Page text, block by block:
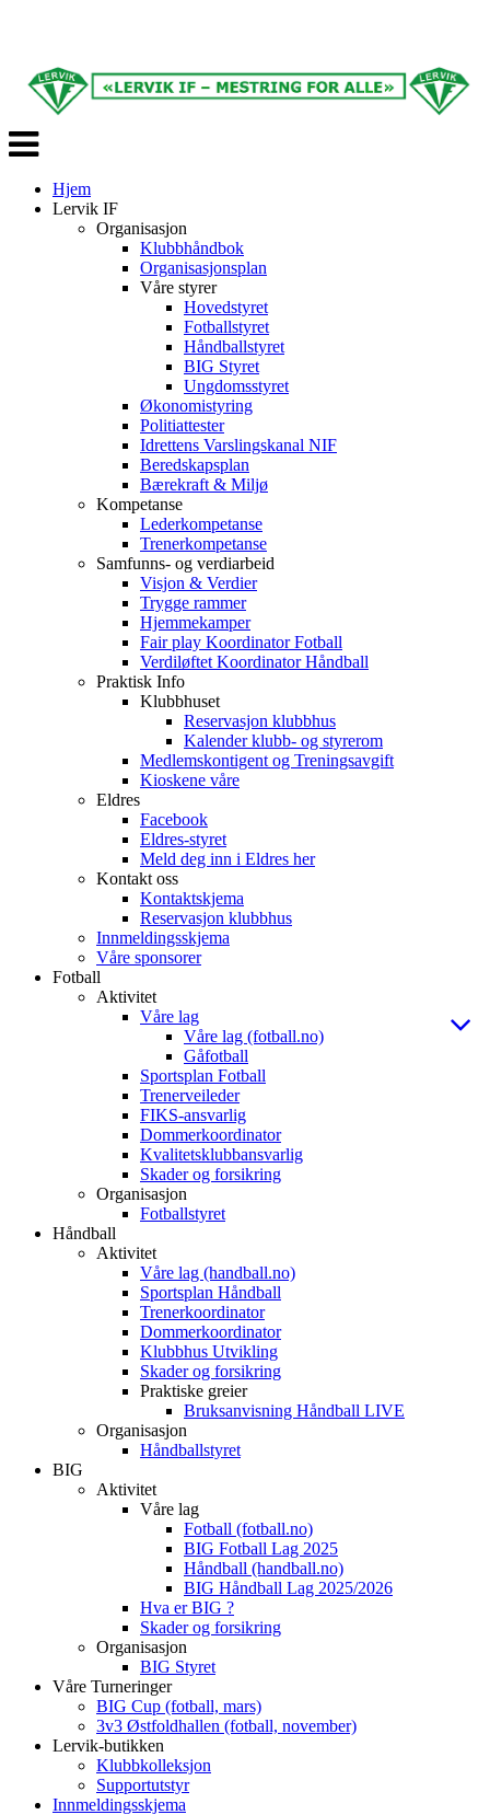
Veksle
navigasjon
Hjem
Lervik IF
Organisasjon
Klubbhåndbok
Organisasjonsplan
Våre styrer
Hovedstyret
Fotballstyret
Håndballstyret
BIG Styret
Ungdomsstyret
Økonomistyring
Politiattester
Idrettens Varslingskanal NIF
Beredskapsplan
Bærekraft & Miljø
Kompetanse
Lederkompetanse
Trenerkompetanse
Samfunns- og verdiarbeid
Visjon & Verdier
Trygge rammer
Hjemmekamper
Fair play Koordinator Fotball
Verdiløftet Koordinator Håndball
Praktisk Info
Klubbhuset
Reservasjon klubbhus
Kalender klubb- og styrerom
Medlemskontigent og Treningsavgift
Kioskene våre
Eldres
Facebook
Eldres-styret
Meld deg inn i Eldres her
Kontakt oss
Kontaktskjema
Reservasjon klubbhus
Innmeldingsskjema
Våre sponsorer
Fotball
Aktivitet
Våre lag
Våre lag (fotball.no)
Gåfotball
Sportsplan Fotball
Trenerveileder
FIKS-ansvarlig
Dommerkoordinator
Kvalitetsklubbansvarlig
Skader og forsikring
Organisasjon
Fotballstyret
Håndball
Aktivitet
Våre lag (handball.no)
Sportsplan Håndball
Trenerkoordinator
Dommerkoordinator
Klubbhus Utvikling
Skader og forsikring
Praktiske greier
Bruksanvisning Håndball LIVE
Organisasjon
Håndballstyret
BIG
Aktivitet
Våre lag
Fotball (fotball.no)
BIG Fotball Lag 2025
Håndball (handball.no)
BIG Håndball Lag 2025/2026
Hva er BIG ?
Skader og forsikring
Organisasjon
BIG Styret
Våre Turneringer
BIG Cup (fotball, mars)
3v3 Østfoldhallen (fotball, november)
Lervik-butikken
Klubbkolleksjon
Supportutstyr
Innmeldingsskjema